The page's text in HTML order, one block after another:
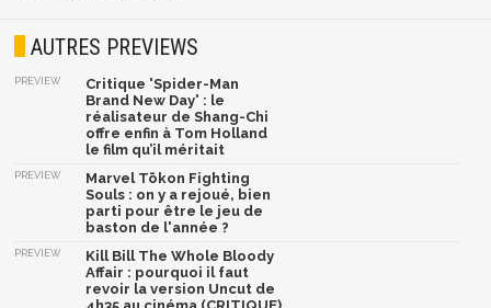
AUTRES PREVIEWS
PREVIEW
Critique 'Spider-Man
Brand New Day' : le
réalisateur de Shang-Chi
offre enfin à Tom Holland
le film qu’il méritait
PREVIEW
Marvel Tōkon Fighting
Souls : on y a rejoué, bien
parti pour être le jeu de
baston de l'année ?
PREVIEW
Kill Bill The Whole Bloody
Affair : pourquoi il faut
revoir la version Uncut de